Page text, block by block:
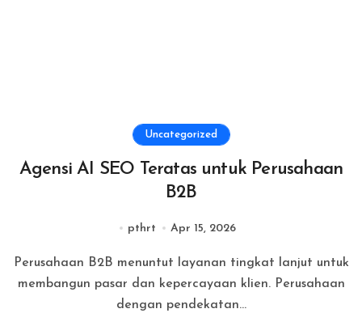
Uncategorized
Agensi AI SEO Teratas untuk Perusahaan
B2B
pthrt Apr 15, 2026
Perusahaan B2B menuntut layanan tingkat lanjut untuk
membangun pasar dan kepercayaan klien. Perusahaan
dengan pendekatan...